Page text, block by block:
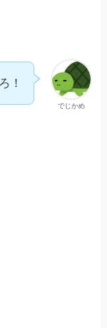
でじかめ
！